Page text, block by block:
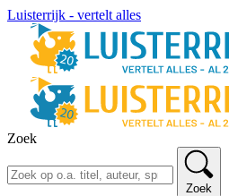
Luisterrijk - vertelt alles
Zoek
Zoek